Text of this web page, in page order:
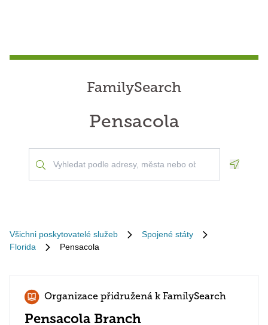
FamilySearch
Pensacola
Všichni poskytovatelé služeb
Spojené státy
Florida
Pensacola
Organizace přidružená k FamilySearch
Pensacola Branch